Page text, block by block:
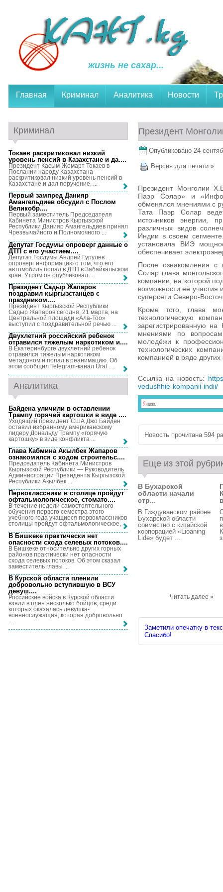
жизнь не сахар...
Главная Криминал Аналитика Новости
Президент
Опубликовано 24
Версия для печати »
Президент Монголии
Паэр Солар» и
обменялся мнениями с
Тата Паэр Солар
источников энергии,
различных видов
Индии в своем
установила ВИЭ
обеспечивает
После ознакомления с
Солар глава
компании, на которой
возможности её участия
суперсети Северо-
Кроме того, глава
технологическую
зарегистрированную
мнениями по вопросам
молодёжи к
технологических
компанией в ряде других
Ссылка на новость:
vedushhie-kompanii-indii/
Новость прочитана 594
Еще из этой
В Бухарской
области начали
стр...
В Гиждуванском районе
Бухарской области
совместно с китайской
корпорацией «Lioaning
Lide» будет ...
Читать далее »
Заметили опечатку в
Спасибо!
Криминал
Токаев раскритиковал низкий
уровень пенсий в Казахстане и да....
Президент Касым-Жомарт Токаев в
Послании народу Казахстана
раскритиковал низкий уровень пенсий в
Казахстане и дал поручение, ...
Первый зампред Данияр
Амангельдиев обсудил с Послом
Великобр....
Первый заместитель Председателя
Кабинета Министров Кыргызской
Республики Данияр Амангельдиев принял
Чрезвычайного и Полномочного ...
Депутат Госдумы опроверг данные о
ДТП с его участием....
Депутат Госдумы Андрей Гурулев
опроверг информацию о том, что его
автомобиль попал в ДТП в Забайкальском
крае. Утром он опубликовал ...
Президент Садыр Жапаров
поздравил кыргызстанцев с
праздником....
Президент Кыргызской Республики
Садыр Жапаров сегодня, 21 марта, на
Центральной площади «Ала-Тоо»
выступил с поздравительной речью ...
Двухлетний российский ребенок
отравился тяжелым наркотиком и....
В Екатеринбурге двухлетний ребенок
отравился тяжелым наркотиком
метадоном и попал в реанимацию. Об
этом сообщил Telegram-канал Ural ...
Аналитика
Байдена уличили в оставлении
Трампу горячей картошки в виде ....
Уходящий президент США Джо Байден
оставил избранному американскому
лидеру Дональду Трампу «горячую
картошку» в виде конфликта ...
Глава Кабмина Акылбек Жапаров
ознакомился с ходом строительс....
Председатель Кабинета Министров
Кыргызской Республики — Руководитель
Администрации Президента Кыргызской
Республики Акылбек ...
Первоклассники в столице пройдут
офтальмологическое, стомато....
В течение недели самостоятельного
обучения первого семестра этого
учебного года учащиеся первоклассников
столицы пройдут офтальмологическое, ...
В Бишкеке практически нет
опасности схода селевых потоков....
В Бишкеке относительно других горных
районов практически нет опасности
схода селевых потоков. Об этом сказал
заместитель главы ...
В Курской области пленили
добровольно вступившую в ВСУ
девуш....
Российские войска в Курской области
взяли в плен несколько бойцов, среди
которых оказалась девушка-
военнослужащая, которая добровольно
...